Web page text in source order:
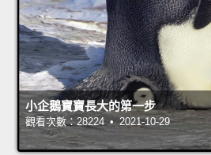
小企鵝寶寶長大的第一步
觀看次數：28224 • 2021-10-29